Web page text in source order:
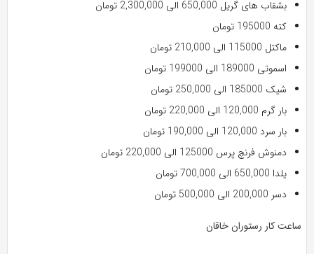
بشقاب های گریل 650,000 الی 2,300,000 تومان
کته 195000 تومان
ماکتل 115000 الی 210,000 تومان
اسموتی 189000 الی 199000 تومان
شیک 185000 الی 250,000 تومان
بار گرم 120,000 الی 220,000 تومان
بار سرد 120,000 الی 190,000 تومان
دمنوش فرنچ پرس 125000 الی 220,000 تومان
یلدا 650,000 الی 700,000 تومان
دسر 200,000 الی 500,000 تومان
ساعت کار رستوران خاقان